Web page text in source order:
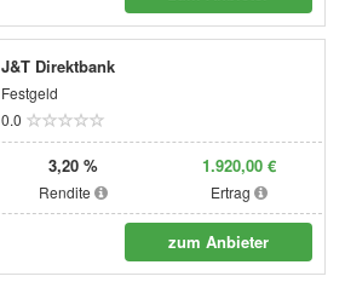
J&T Direktbank
Festgeld
0.0
3,20 %
Rendite
1.920,00 €
Ertrag
zum Anbieter